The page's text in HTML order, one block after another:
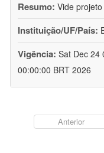
Resumo: Vide
Instituição/UF/País:
Vigência: Sat Dec 24
00:00:00 BRT 2026
Anterior